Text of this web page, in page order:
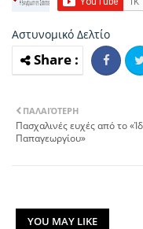
Αστυνομικό Δελτίο
ΠΑΛΑΙΌΤΕΡΗ
Πασχαλινές ευχές από το
Παπαγεωργίου»
YOU MAY LIKE